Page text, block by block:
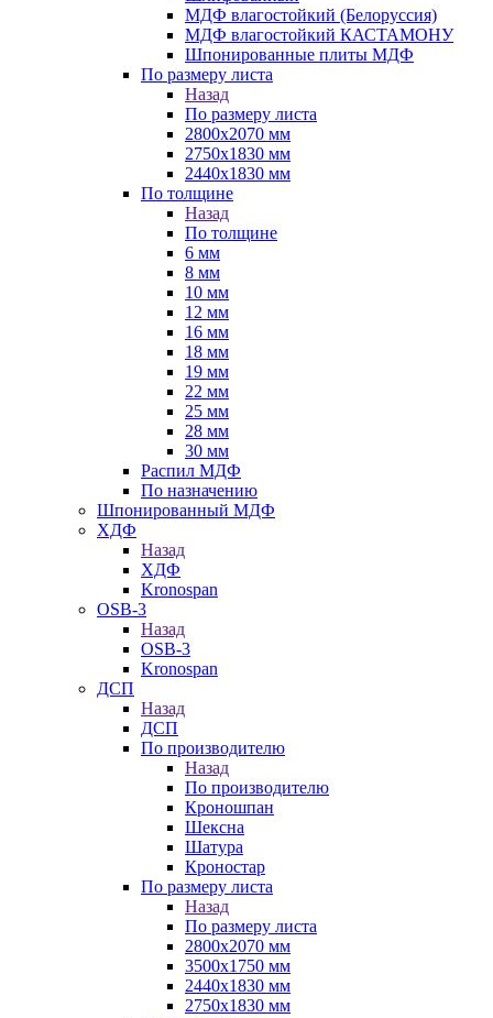
МДФ влагостойкий (Белоруссия)
МДФ влагостойкий КАСТАМОНУ
Шпонированные плиты МДФ
По размеру листа
Назад
По размеру листа
2800х2070 мм
2750х1830 мм
2440х1830 мм
По толщине
Назад
По толщине
6 мм
8 мм
10 мм
12 мм
16 мм
18 мм
19 мм
22 мм
25 мм
28 мм
30 мм
Распил МДФ
По назначению
Шпонированный МДФ
ХДФ
Назад
ХДФ
Kronospan
OSB-3
Назад
OSB-3
Kronospan
ДСП
Назад
ДСП
По производителю
Назад
По производителю
Кроношпан
Шексна
Шатура
Кроностар
По размеру листа
Назад
По размеру листа
2800х2070 мм
3500х1750 мм
2440х1830 мм
2750х1830 мм